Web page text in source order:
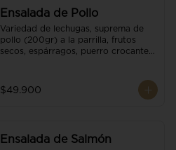
Ensalada de Pollo
Variedad de lechugas, suprema de
pollo (200gr) a la parrilla, frutos
secos, espárragos, puerro crocante,
balsámico.
$49.900
Ensalada de Salmón